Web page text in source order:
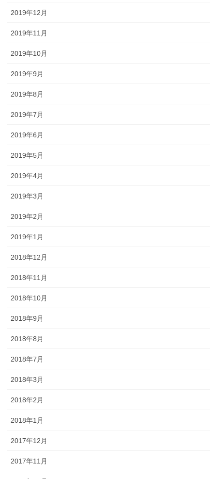
2019年12月
2019年11月
2019年10月
2019年9月
2019年8月
2019年7月
2019年6月
2019年5月
2019年4月
2019年3月
2019年2月
2019年1月
2018年12月
2018年11月
2018年10月
2018年9月
2018年8月
2018年7月
2018年3月
2018年2月
2018年1月
2017年12月
2017年11月